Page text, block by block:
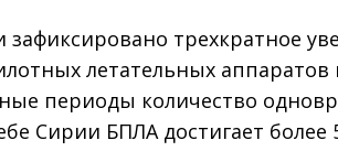
зафиксировано трехкратное
летательных аппаратов
периоды количество
Сирии БПЛА достигает более